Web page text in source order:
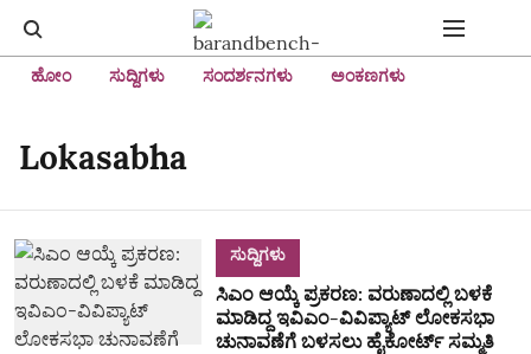
ಹೋಂ ಸುದ್ದಿಗಳು ಸಂದರ್ಶನಗಳು ಅಂಕಣಗಳು
Lokasabha
ಸುದ್ದಿಗಳು
ಸಿಎಂ ಆಯ್ಕೆ ಪ್ರಕರಣ: ವರುಣಾದಲ್ಲಿ ಬಳಕೆ
ಮಾಡಿದ್ದ ಇವಿಎಂ-ವಿವಿಪ್ಯಾಟ್‌ ಲೋಕಸಭಾ
ಚುನಾವಣೆಗೆ ಬಳಸಲು ಹೈಕೋರ್ಟ್‌ ಸಮ್ಮತಿ